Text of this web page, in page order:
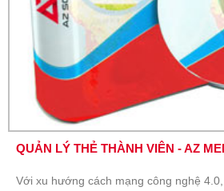
QUẢN LÝ THẺ THÀNH VIÊN - AZ
Với xu hướng cách mạng công nghệ